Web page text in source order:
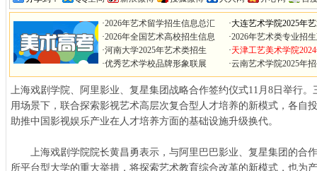
·2026年艺术留学招生信息总汇
·2026年全国艺术高校招生信息
·河南大学2025年艺术类招生
·优秀艺术学校品牌形象联展
·大连艺术学院2025年
·2026年艺术类专业招
·天津工艺美术学院
·云南艺术学院2025年
上海戏剧学院、阿里影业、复星集团战略合作签约仪式11月8日举行
用场景下，联合探索影视艺术高层次复合型人才培养的新模式，各自
助推中国影视娱乐产业在人才培养方面的基础设施升级换代。
上海戏剧学院院长黄昌勇表示，与阿里巴巴影业、复星集团的合
所平台型大学的重大举措，将探索艺术教育综合改革的新模式，也为